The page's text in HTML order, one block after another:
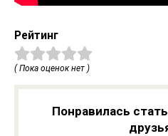
Рейтинг
( Пока оценок нет )
Понравилась